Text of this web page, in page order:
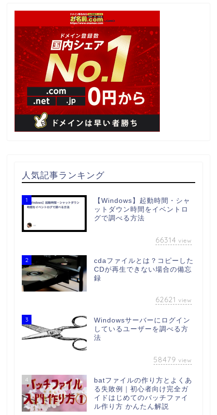
人気記事ランキング
1
【Windows】起動時間・シャ
ットダウン時間をイベントロ
グで調べる方法
66314 view
2
cdaファイルとは？コピーした
CDが再生できない場合の備忘
録
62621 view
3
Windowsサーバーにログイン
しているユーザーを調べる方
法
58479 view
4
batファイルの作り方とよくあ
る失敗例｜初心者向け完全ガ
イドはじめてのバッチファイ
ル作り方 かんたん解説